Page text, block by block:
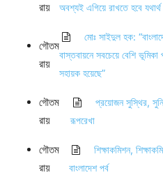
রায়
অবশ্যই এগিয়ে রাখতে হবে যথার্থ
গৌতম
রায়
মোঃ সাইদুল হক:
বাস্তবায়নে সবচেয়ে বেশি
সহায়ক হয়েছে”
গৌতম
রায়
প্রয়োজন সুস্থির,
রূপরেখা
গৌতম
রায়
শিক্ষাকমিশন,
বাংলাদেশ পর্ব